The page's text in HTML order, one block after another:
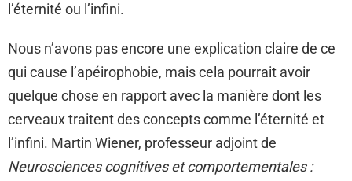
l’éternité ou l’infini.
Nous n’avons pas encore une explication claire de ce
qui cause l’apéirophobie, mais cela pourrait avoir
quelque chose en rapport avec la manière dont les
cerveaux traitent des concepts comme l’éternité et
l’infini. Martin Wiener, professeur adjoint de
Neurosciences cognitives et comportementales :